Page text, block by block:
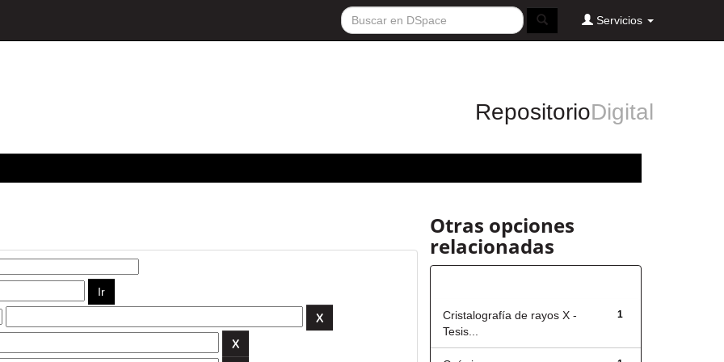
Servicios
RepositorioDigital
Otras opciones
relacionadas
1
Cristalografía de rayos X -
Tesis...